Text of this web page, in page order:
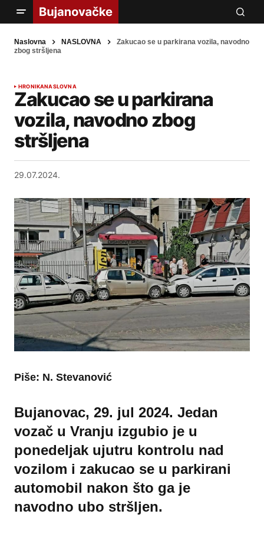
Naslovna NASLOVNA
Zakucao se u parkirana vozila, navodno
zbog stršljena
HRONIKANASLOVNA
Zakucao se u parkirana
vozila, navodno zbog
stršljena
29.07.2024.
Piše: N. Stevanović
Bujanovac, 29. jul 2024. Jedan
vozač u Vranju izgubio je u
ponedeljak ujutru kontrolu nad
vozilom i zakucao se u parkirani
automobil nakon što ga je
navodno ubo stršljen.